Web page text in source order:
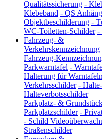
Qualitätssicherung -
Klebeband - QS
Objektbeschilderung -
WC-Toiletten-Schilder -
Fahrzeug- &
Verkehrskennzeichnung
Fahrzeug-
Parkwarntafel -
Halterung für Warntafeln
Verkehrsschilder -
Halteverbotsschilder
Parkplatz- &
Parkplatzschilder -
- Schild
Straßenschilder